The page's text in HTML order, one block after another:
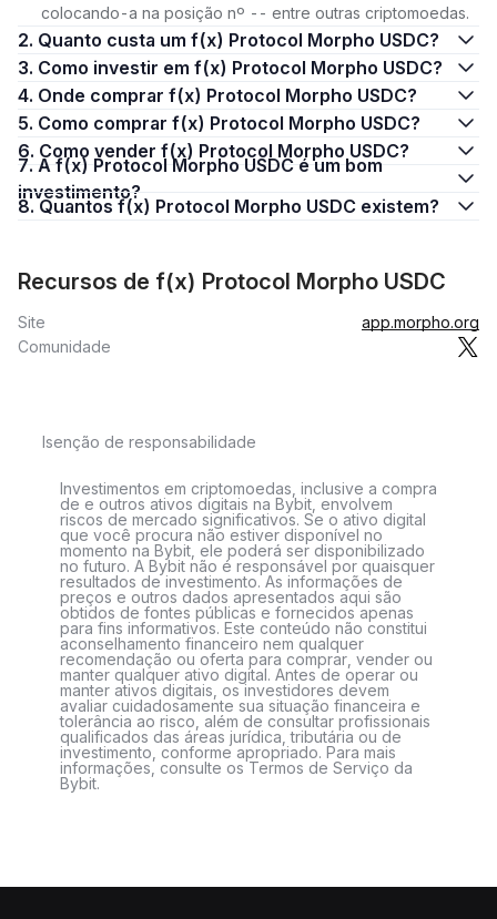
colocando-a na posição nº -- entre outras criptomoedas.
2. Quanto custa um f(x) Protocol Morpho USDC?
3. Como investir em f(x) Protocol Morpho USDC?
4. Onde comprar f(x) Protocol Morpho USDC?
5. Como comprar f(x) Protocol Morpho USDC?
6. Como vender f(x) Protocol Morpho USDC?
7. A f(x) Protocol Morpho USDC é um bom
investimento?
8. Quantos f(x) Protocol Morpho USDC existem?
Recursos de f(x) Protocol Morpho USDC
Site
app.morpho.org
Comunidade
Isenção de responsabilidade
Investimentos em criptomoedas, inclusive a compra
de e outros ativos digitais na Bybit, envolvem
riscos de mercado significativos. Se o ativo digital
que você procura não estiver disponível no
momento na Bybit, ele poderá ser disponibilizado
no futuro. A Bybit não é responsável por quaisquer
resultados de investimento. As informações de
preços e outros dados apresentados aqui são
obtidos de fontes públicas e fornecidos apenas
para fins informativos. Este conteúdo não constitui
aconselhamento financeiro nem qualquer
recomendação ou oferta para comprar, vender ou
manter qualquer ativo digital. Antes de operar ou
manter ativos digitais, os investidores devem
avaliar cuidadosamente sua situação financeira e
tolerância ao risco, além de consultar profissionais
qualificados das áreas jurídica, tributária ou de
investimento, conforme apropriado. Para mais
informações, consulte os Termos de Serviço da
Bybit.